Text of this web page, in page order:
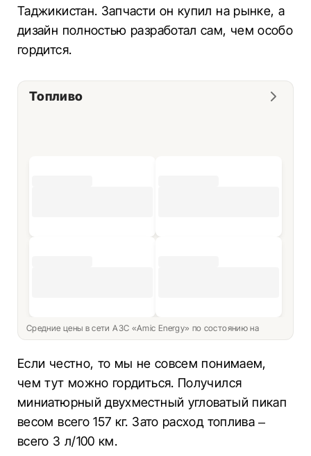
Таджикистан. Запчасти он купил на рынке, а
дизайн полностью разработал сам, чем особо
гордится.
Топливо
Средние цены в сети АЗС «Amic Energy» по состоянию на
Если честно, то мы не совсем понимаем,
чем тут можно гордиться. Получился
миниатюрный двухместный угловатый пикап
весом всего 157 кг. Зато расход топлива –
всего 3 л/100 км.